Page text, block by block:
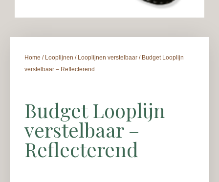
Home / Looplijnen / Looplijnen verstelbaar / Budget Looplijn
verstelbaar – Reflecterend
Budget Looplijn
verstelbaar –
Reflecterend